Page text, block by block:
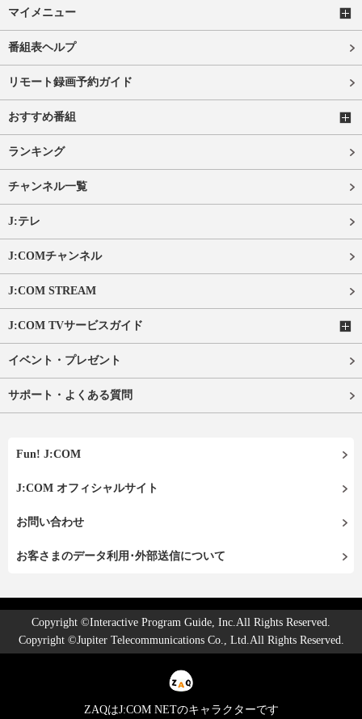
マイメニュー
番組表ヘルプ
リモート録画予約ガイド
おすすめ番組
ランキング
チャンネル一覧
J:テレ
J:COMチャンネル
J:COM STREAM
J:COM TVサービスガイド
イベント・プレゼント
サポート・よくある質問
Fun! J:COM
J:COM オフィシャルサイト
お問い合わせ
お客さまのデータ利用･外部送信について
Copyright ©Interactive Program Guide, Inc.All Rights Reserved.
Copyright ©Jupiter Telecommunications Co., Ltd.All Rights Reserved.
ZAQはJ:COM NETのキャラクターです